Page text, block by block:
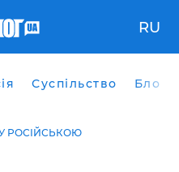
RU
Суспільство Блоги
РОСІЙСЬКОЮ